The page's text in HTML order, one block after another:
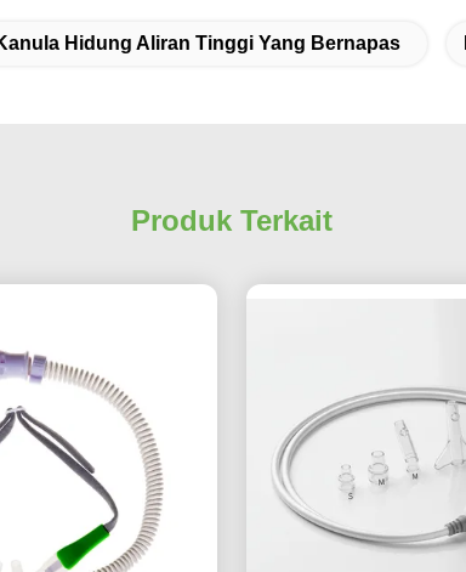
Hidung Aliran Tinggi Yang Bernapas
Produk Terkait